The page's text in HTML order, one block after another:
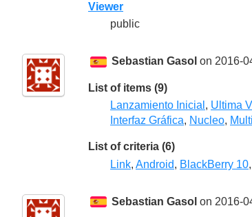
Viewer
public
Sebastian Gasol on 2016-
List of items (9)
Lanzamiento Inicial , Ultima
Interfaz Gráfica, Nucleo,
List of criteria (6)
Link, Android, BlackBerry 10,
Sebastian Gasol on 2016-